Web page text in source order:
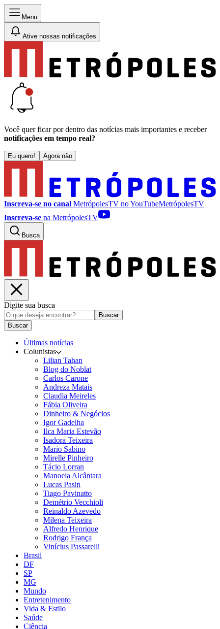
Menu
Ative nossas notificações
Você quer ficar por dentro das notícias mais importantes e receber
notificações em tempo real?
Eu quero! Agora não
Inscreva-se no canal MetrópolesTV noYouTubeMetrópolesTV
Inscreva-se na MetrópolesTV
Busca
Digite sua busca
Buscar
Buscar
Últimas notícias
Colunistas
Lilian Tahan
Blog do Noblat
Carlos Carone
Andreza Matais
Claudia Meireles
Fábia Oliveira
Dinheiro & Negócios
Igor Gadelha
Ilca Maria Estevão
Isadora Teixeira
Mario Sabino
Mirelle Pinheiro
Tácio Lorran
Manoela Alcântara
Lucas Pasin
Tiago Pavinatto
Demétrio Vecchioli
Reinaldo Azevedo
Milena Teixeira
Alfredo Henrique
Rodrigo França
Vinícius Passarelli
Brasil
DF
SP
MG
Mundo
Entretenimento
Vida & Estilo
Saúde
Ciência